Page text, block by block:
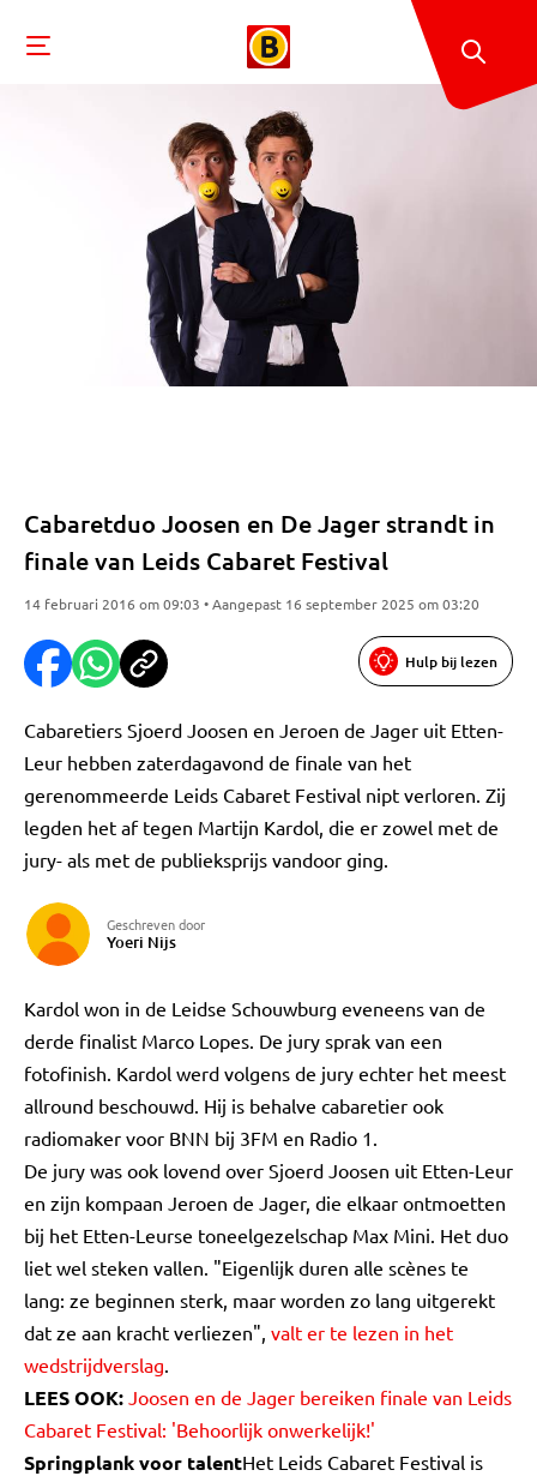
Cabaretduo Joosen en De Jager strandt in
finale van Leids Cabaret Festival
14 februari 2016 om 09:03 • Aangepast 16 september 2025 om 03:20
Hulp bij lezen
Cabaretiers Sjoerd Joosen en Jeroen de Jager uit Etten-
Leur hebben zaterdagavond de finale van het
gerenommeerde Leids Cabaret Festival nipt verloren. Zij
legden het af tegen Martijn Kardol, die er zowel met de
jury- als met de publieksprijs vandoor ging.
Geschreven door
Yoeri Nijs
Kardol won in de Leidse Schouwburg eveneens van de
derde finalist Marco Lopes. De jury sprak van een
fotofinish. Kardol werd volgens de jury echter het meest
allround beschouwd. Hij is behalve cabaretier ook
radiomaker voor BNN bij 3FM en Radio 1.
De jury was ook lovend over Sjoerd Joosen uit Etten-Leur
en zijn kompaan Jeroen de Jager, die elkaar ontmoetten
bij het Etten-Leurse toneelgezelschap Max Mini. Het duo
liet wel steken vallen. "Eigenlijk duren alle scènes te
lang: ze beginnen sterk, maar worden zo lang uitgerekt
dat ze aan kracht verliezen", valt er te lezen in het
wedstrijdverslag.
LEES OOK: Joosen en de Jager bereiken finale van Leids
Cabaret Festival: 'Behoorlijk onwerkelijk!'
Springplank voor talentHet Leids Cabaret Festival is